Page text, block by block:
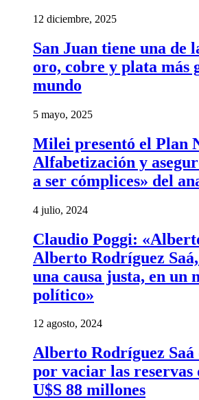
12 diciembre, 2025
San Juan tiene una de
oro, cobre y plata más
mundo
5 mayo, 2025
Milei presentó el Plan
Alfabetización y
a ser cómplices» del
4 julio, 2024
Claudio Poggi:
Alberto Rodríguez
una causa justa, en un
político»
12 agosto, 2024
Alberto Rodríguez Saá
por vaciar las reservas
U$S 88 millones